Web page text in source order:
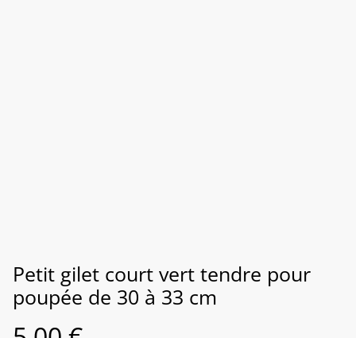
Petit gilet court vert tendre pour
poupée de 30 à 33 cm